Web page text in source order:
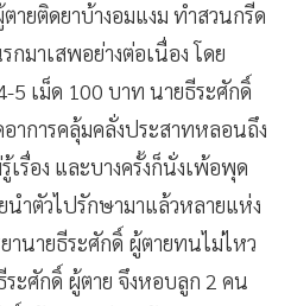
ายติดยาบ้างอมแงม ทำสวนกรีด
กมาเสพอย่างต่อเนื่อง โดย
5 เม็ด 100 บาท นายธีระศักดิ์
าการคลุ้มคลั่งประสาทหลอนถึง
รื่อง และบางครั้งก็นั่งเพ้อพุด
ำตัวไปรักษามาแล้วหลายแห่ง
านายธีระศักดิ์ ผู้ตายทนไม่ไหว
ะศักดิ์ ผู้ตาย จึงหอบลูก 2 คน